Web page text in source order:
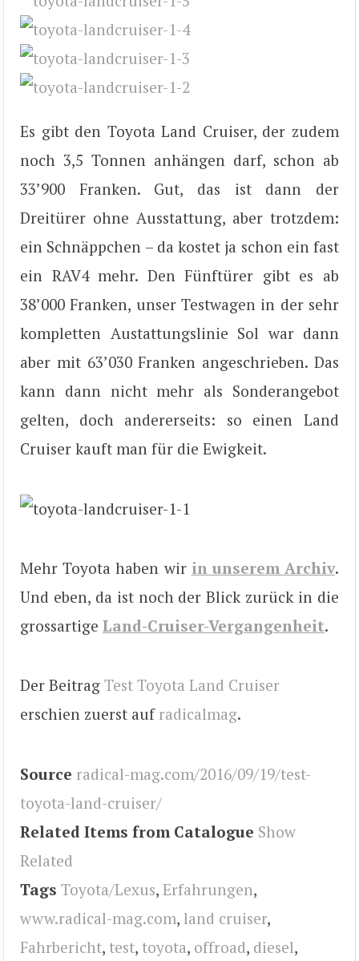
Es gibt den Toyota Land Cruiser, der zudem
noch 3,5 Tonnen anhängen darf, schon ab
33’900 Franken. Gut, das ist dann der
Dreitürer ohne Ausstattung, aber trotzdem:
ein Schnäppchen – da kostet ja schon ein fast
ein RAV4 mehr. Den Fünftürer gibt es ab
38’000 Franken, unser Testwagen in der sehr
kompletten Austattungslinie Sol war dann
aber mit 63’030 Franken angeschrieben. Das
kann dann nicht mehr als Sonderangebot
gelten, doch andererseits: so einen Land
Cruiser kauft man für die Ewigkeit.
Mehr Toyota haben wir in unserem Archiv.
Und eben, da ist noch der Blick zurück in die
grossartige Land-Cruiser-Vergangenheit.
Der Beitrag Test Toyota Land Cruiser
erschien zuerst auf radicalmag.
Source radical-mag.com/2016/09/19/test-
toyota-land-cruiser/
Related Items from Catalogue Show
Related
Tags Toyota/Lexus, Erfahrungen,
www.radical-mag.com, land cruiser,
Fahrbericht, test, toyota, offroad, diesel,